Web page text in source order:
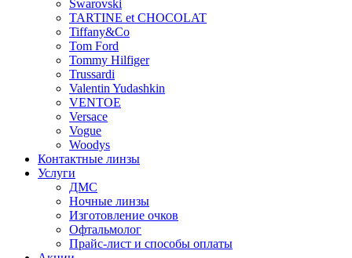
Swarovski
TARTINE et CHOCOLAT
Tiffany&Co
Tom Ford
Tommy Hilfiger
Trussardi
Valentin Yudashkin
VENTOE
Versace
Vogue
Woodys
Контактные линзы
Услуги
ДМС
Ночные линзы
Изготовление очков
Офтальмолог
Прайс-лист и способы оплаты